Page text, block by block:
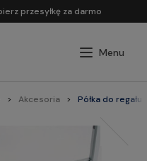
przesyłkę za darmo
Akcesoria Półka do regału